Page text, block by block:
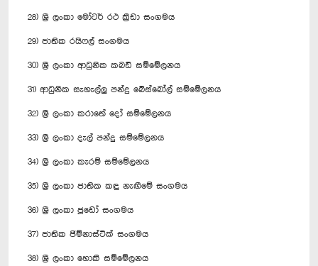
28) ශ්‍රී ලංකා මෝටර් රථ ක්‍රීඩා සංගමය
29) ජාතික රයිෆල් සංගමය
30) ශ්‍රී ලංකා ආධුනික කබඩි සම්මේලනය
31) ආධුනික සැහැල්ලු පන්දු බේස්බෝල් සම්මේලනය
32) ශ්‍රී ලංකා කරාතේ දෝ සම්මේලනය
33) ශ්‍රී ලංකා දැල් පන්දු සම්මේලනය
34) ශ්‍රී ලංකා කැරම් සම්මේලනය
35) ශ්‍රී ලංකා ජාතික කඳු නැඟීමේ සංගමය
36) ශ්‍රී ලංකා ජූඩෝ සංගමය
37) ජාතික ජිම්නාස්ටික් සංගමය
38) ශ්‍රී ලංකා හොකී සම්මේලනය